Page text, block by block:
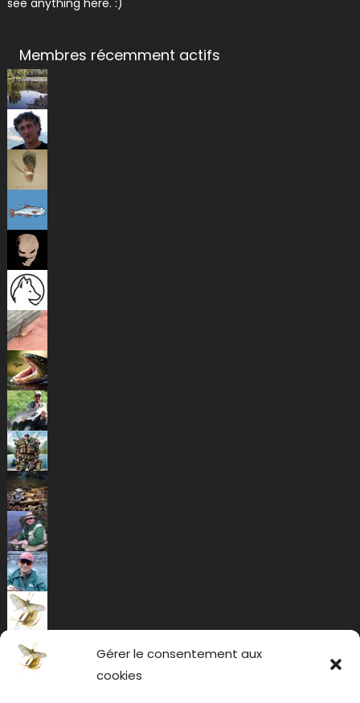
Gérer le consentement aux
cookies
Membres récemment actifs